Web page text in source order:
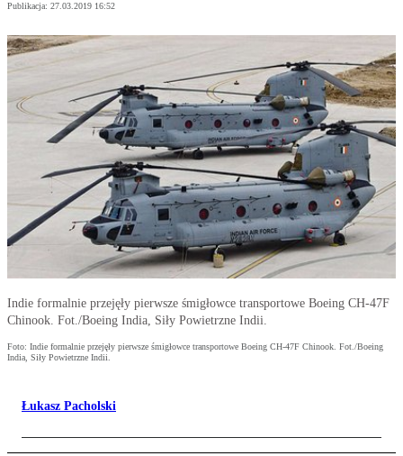
Publikacja: 27.03.2019 16:52
Indie formalnie przejęły pierwsze śmigłowce transportowe Boeing CH-47F
Chinook. Fot./Boeing India, Siły Powietrzne Indii.
Foto: Indie formalnie przejęły pierwsze śmigłowce transportowe Boeing CH-47F Chinook. Fot./Boeing
India, Siły Powietrzne Indii.
Łukasz Pacholski